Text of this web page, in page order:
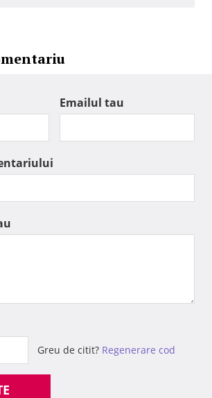
Emailul tau
Greu de citit? Regenerare cod